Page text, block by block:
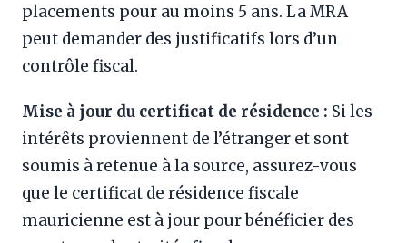
placements pour au moins 5 ans. La MRA
peut demander des justificatifs lors d’un
contrôle fiscal.
Mise à jour du certificat de résidence : Si les
intérêts proviennent de l’étranger et sont
soumis à retenue à la source, assurez-vous
que le certificat de résidence fiscale
mauricienne est à jour pour bénéficier des